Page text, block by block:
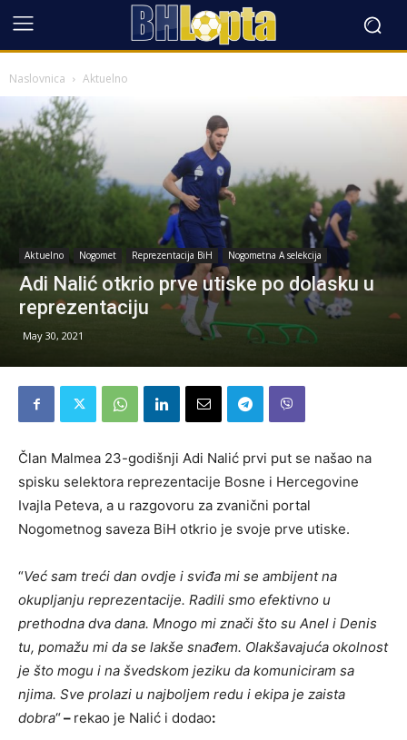
Naslovnica Aktuelno
Aktuelno Nogomet Reprezentacija BiH Nogometna A selekcija
Adi Nalić otkrio prve utiske po dolasku u
reprezentaciju
May 30, 2021
Član Malmea 23-godišnji Adi Nalić prvi put se našao na
spisku selektora reprezentacije Bosne i Hercegovine
Ivajla Peteva, a u razgovoru za zvanični portal
Nogometnog saveza BiH otkrio je svoje prve utiske.
“Već sam treći dan ovdje i sviđa mi se ambijent na
okupljanju reprezentacije. Radili smo efektivno u
prethodna dva dana. Mnogo mi znači što su Anel i Denis
tu, pomažu mi da se lakše snađem. Olakšavajuća okolnost
je što mogu i na švedskom jeziku da komuniciram sa
njima. Sve prolazi u najboljem redu i ekipa je zaista
dobra“– rekao je Nalić i dodao: